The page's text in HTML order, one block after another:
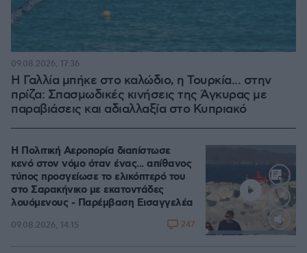
Η Γαλλία μπήκε στο καλώδιο, η Τουρκία... στην
πρίζα: Σπασμωδικές κινήσεις της Άγκυρας με
παραβιάσεις και αδιαλλαξία στο Κυπριακό
09.08.2026, 17:36
Loaded
Η Πολιτική Αεροπορία διαπίστωσε
κενό στον νόμο όταν ένας... απίθανος
τύπος προσγείωσε το ελικόπτερό του
στο Σαρακήνικο με εκατοντάδες
λουόμενους - Παρέμβαση Εισαγγελέα
09.08.2026, 14:15 247